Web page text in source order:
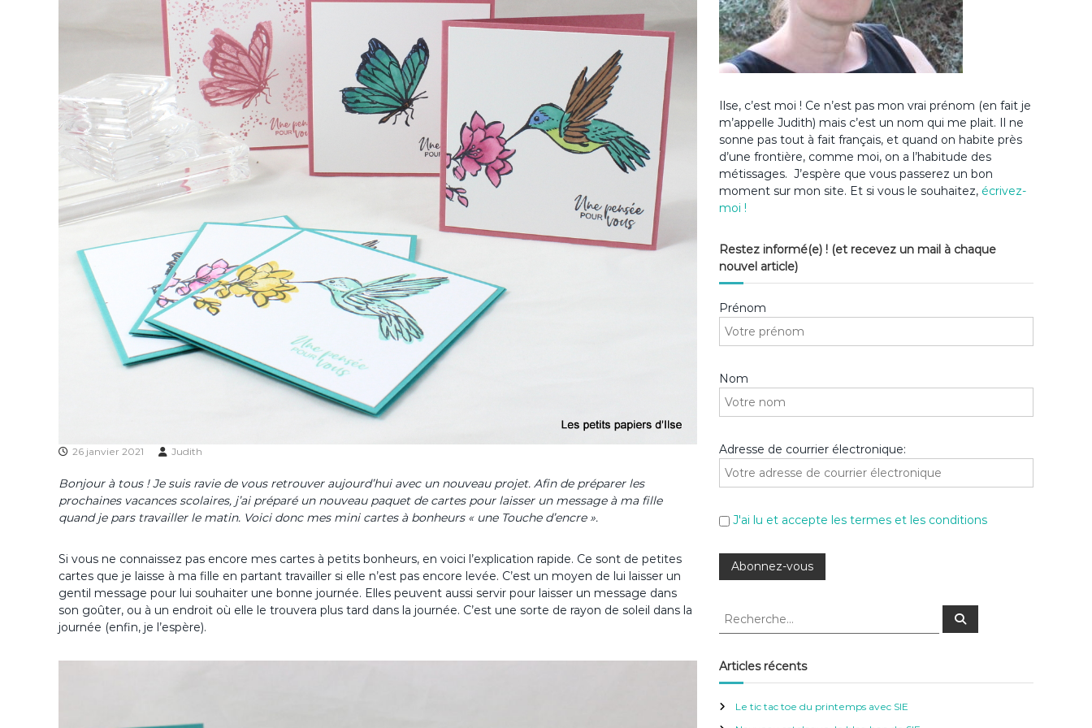
26 janvier 2021 Judith
Bonjour à tous ! Je suis ravie de vous retrouver aujourd’hui avec un nouveau projet. Afin de préparer les
prochaines vacances scolaires, j’ai préparé un nouveau paquet de cartes pour laisser un message à ma fille
quand je pars travailler le matin. Voici donc mes mini cartes à bonheurs « une Touche d’encre ».
Si vous ne connaissez pas encore mes cartes à petits bonheurs, en voici l’explication rapide. Ce sont de petites
cartes que je laisse à ma fille en partant travailler si elle n’est pas encore levée. C’est un moyen de lui laisser un
gentil message pour lui souhaiter une bonne journée. Elles peuvent aussi servir pour laisser un message dans
son goûter, ou à un endroit où elle le trouvera plus tard dans la journée. C’est une sorte de rayon de soleil dans la
journée (enfin, je l’espère).
Ilse, c’est moi ! Ce n’est pas mon vrai prénom (en fait je
m’appelle Judith) mais c’est un nom qui me plait. Il ne
sonne pas tout à fait français, et quand on habite près
d’une frontière, comme moi, on a l’habitude des
métissages. J’espère que vous passerez un bon
moment sur mon site. Et si vous le souhaitez, écrivez-
moi !
Restez informé(e) ! (et recevez un mail à chaque
nouvel article)
Prénom
Nom
Adresse de courrier électronique:
J'ai lu et accepte les termes et les conditions
R
h
e
c
R
c
Articles récents
Le tic tac toe du printemps avec SIE